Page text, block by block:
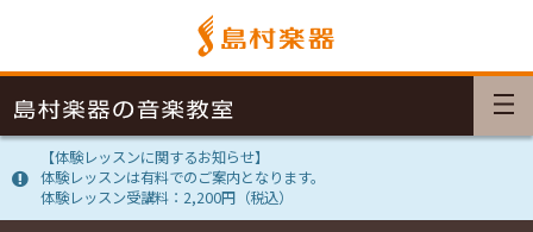
【体験レッスンに関するお知らせ】
体験レッスンは有料でのご案内となります。
体験レッスン受講料：2,200円（税込）